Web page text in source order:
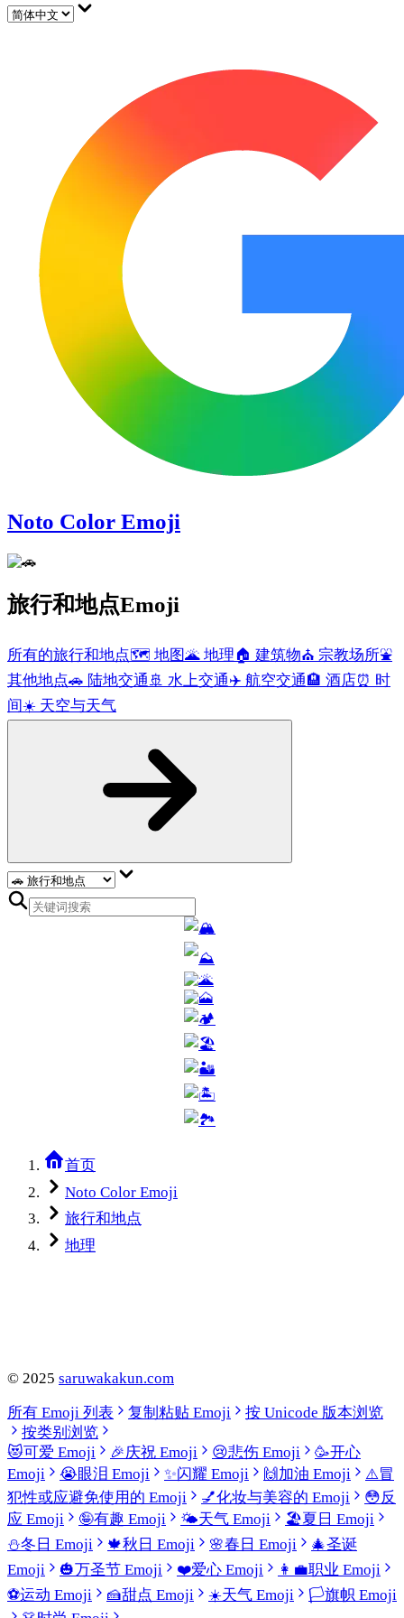
Noto Color Emoji
旅行和地点Emoji
所有的旅行和地点🗺️ 地图🌋 地理 🏠 建筑物⛪ 宗教场所⛲
其他地点🚗 陆地交通🚢 水上交通✈️ 航空交通🏨 酒店⏰ 时
间☀️ 天空与天气
首页
Noto Color Emoji
旅行和地点
地理
© 2025 saruwakakun.com
所有 Emoji 列表
复制粘贴 Emoji
按 Unicode 版本浏览
按类别浏览
😻可爱 Emoji 🎉庆祝 Emoji 😢悲伤 Emoji 🥳开心
Emoji
😭眼泪 Emoji ✨闪耀 Emoji 🙌加油 Emoji ⚠️冒
犯性或应避免使用的 Emoji
💅化妆与美容的 Emoji 😳反
应 Emoji
🤪有趣 Emoji 🌤️天气 Emoji 🏖️夏日 Emoji
⛄冬日 Emoji 🍁秋日 Emoji 🌸春日 Emoji 🎄圣诞
Emoji
🎃万圣节 Emoji ❤️爱心 Emoji 👩‍💼职业 Emoji
⚽运动 Emoji 🍰甜点 Emoji ☀️天气 Emoji 🏳️旗帜 Emoji